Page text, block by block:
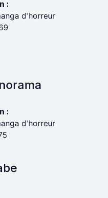
:
d'horreur
:
d'horreur